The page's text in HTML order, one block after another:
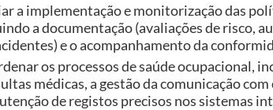
a implementação e monitorização das
a documentação (avaliações de risco,
e o acompanhamento da
os processos de saúde ocupacional,
médicas, a gestão da comunicação
de registos precisos nos sistemas